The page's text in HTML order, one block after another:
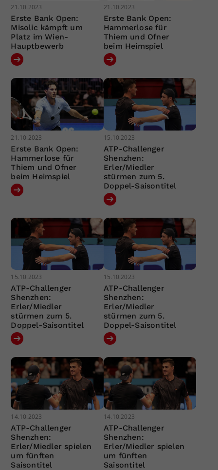
21.10.2023
Erste Bank Open:
Misolic kämpft um
Platz im Wien-
Hauptbewerb
21.10.2023
Erste Bank Open:
Hammerlose für
Thiem und Ofner
beim Heimspiel
21.10.2023
Erste Bank Open:
Hammerlose für
Thiem und Ofner
beim Heimspiel
15.10.2023
ATP-Challenger
Shenzhen:
Erler/Miedler
stürmen zum 5.
Doppel-Saisontitel
15.10.2023
ATP-Challenger
Shenzhen:
Erler/Miedler
stürmen zum 5.
Doppel-Saisontitel
15.10.2023
ATP-Challenger
Shenzhen:
Erler/Miedler
stürmen zum 5.
Doppel-Saisontitel
14.10.2023
ATP-Challenger
Shenzhen:
Erler/Miedler spielen
um fünften
Saisontitel
14.10.2023
ATP-Challenger
Shenzhen:
Erler/Miedler spielen
um fünften
Saisontitel